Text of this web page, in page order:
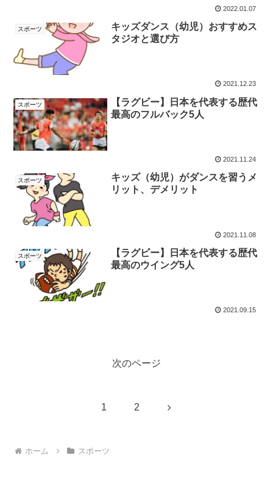
2022.01.07
スポーツ
キッズダンス（幼児）おすすめス
タジオと選び方
2021.12.23
スポーツ
【ラグビー】日本を代表する歴代
最高のフルバック5人
2021.11.24
スポーツ
キッズ（幼児）がダンスを習うメ
リット、デメリット
2021.11.08
スポーツ
【ラグビー】日本を代表する歴代
最高のウイング5人
2021.09.15
次のページ
1 2 次
ホーム スポーツ